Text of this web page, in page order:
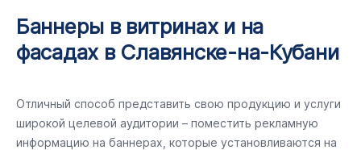
Баннеры в витринах и на
фасадах в Славянске-на-Кубани
Отличный способ представить свою продукцию и услуги
широкой целевой аудитории – поместить рекламную
информацию на баннерах, которые установливаются на